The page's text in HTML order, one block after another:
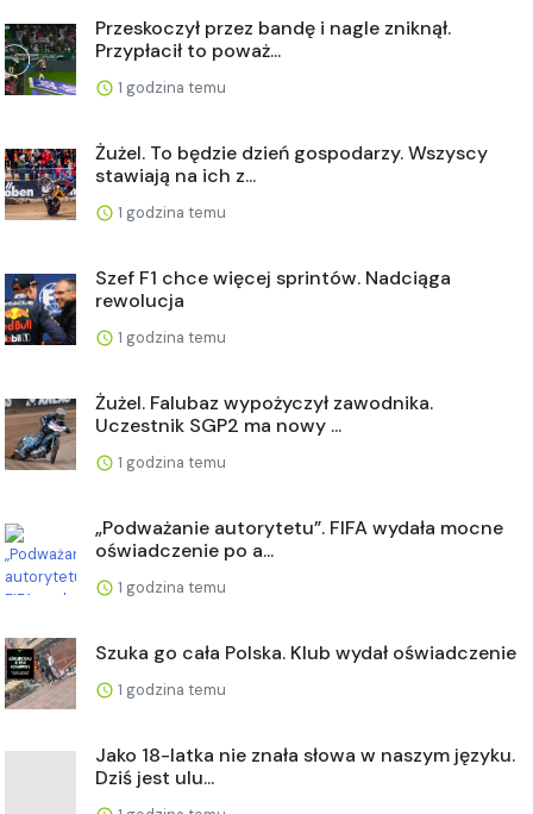
Przeskoczył przez bandę i nagle zniknął.
Przypłacił to poważ...
1 godzina temu
Żużel. To będzie dzień gospodarzy. Wszyscy
stawiają na ich z...
1 godzina temu
Szef F1 chce więcej sprintów. Nadciąga
rewolucja
1 godzina temu
Żużel. Falubaz wypożyczył zawodnika.
Uczestnik SGP2 ma nowy ...
1 godzina temu
„Podważanie autorytetu”. FIFA wydała mocne
oświadczenie po a...
1 godzina temu
Szuka go cała Polska. Klub wydał oświadczenie
1 godzina temu
Jako 18-latka nie znała słowa w naszym języku.
Dziś jest ulu...